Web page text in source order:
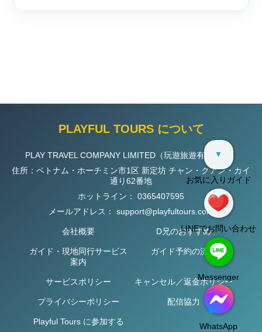
PLAYFUL TOURS について
PLAY TRAVEL COMPANY LIMITED（玩遊旅遊有限公司）
住所：ベトナム・ホーチミン市1区 新定坊 チャン・クアン・カイ
通り62番地
ホットライン： 0365407595
メールアドレス： support@playfultours.com
会社概要 D兄のおすすめ
ガイド・現地同行サービス
案内
ガイド予約の流れ
サービスポリシー キャンセル／返金ポリシー
プライバシーポリシー 配信協力
Playful Tours に参加する
▼
お気に入りガイド
LINEでお問い合わせ
Messenger
WhatsApp